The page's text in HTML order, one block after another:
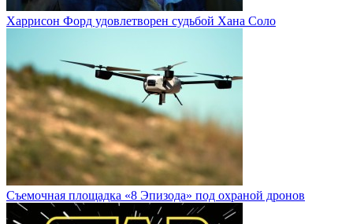
Харрисон Форд удовлетворен судьбой Хана Соло
Cъемочная площадка «8 Эпизода» под охраной дронов